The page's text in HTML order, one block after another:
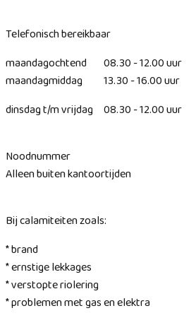
Telefonisch bereikbaar
maandagochtend 08.30 - 12.00 uur
maandagmiddag 13.30 - 16.00 uur
dinsdag t/m vrijdag 08.30 - 12.00 uur
Noodnummer
Alleen buiten kantoortijden
Bij calamiteiten zoals:
* brand
* ernstige lekkages
* verstopte riolering
* problemen met gas en elektra